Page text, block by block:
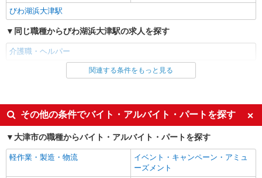
派遣社員
株式会社kotrio /●KY-H-1956832
比叡山坂本駅★シフト柔軟で長く働きやすいシ
時給1550円〜2187円 ＜日払い有/週払い有/交
通費全支給(ガソリン代含む)＞
キープ 詳細を見る
株式会社kotrio /●KY-H-1787592
和邇駅のシニアマンション▼フロアの巡回や安
びわ湖浜大津駅
同じ職種からびわ湖浜大津駅の求人を探す
介護職・ヘルパー
同じ雇用形態からびわ湖浜大津駅の求人を探す
派遣社員
紹介予定派遣
同じ特徴からびわ湖浜大津駅の求人を探す
入社日応相談
履歴書不要
職場見学OKまたは説明会あり
関連する条件をもっと見る
その他の条件でバイト・アルバイト・パートを探す
大津市の職種からバイト・アルバイト・パートを探す
軽作業・製造・物流
イベント・キャンペーン・アミュ
ーズメント